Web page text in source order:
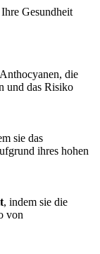
Gesundheit
die
und das Risiko
sie das
ihres hohen
, indem sie die
von